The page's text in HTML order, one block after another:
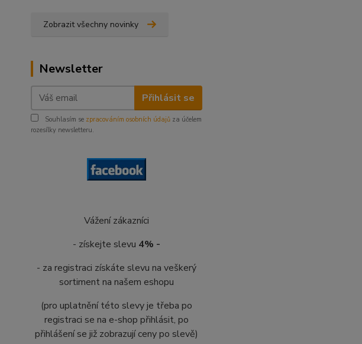
Zobrazit všechny novinky
Newsletter
Přihlásit se
Souhlasím se zpracováním osobních údajů za účelem
rozesílky newsletteru.
Vážení zákazníci
- získejte slevu 4% -
- za registraci získáte slevu na veškerý
sortiment na našem eshopu
(pro uplatnění této slevy je třeba po
registraci se na e-shop přihlásit, po
přihlášení se již zobrazují ceny po slevě)